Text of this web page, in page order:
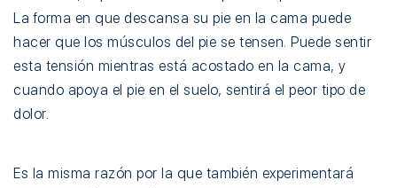
La forma en que descansa su pie en la cama puede
hacer que los músculos del pie se tensen. Puede sentir
esta tensión mientras está acostado en la cama, y
cuando apoya el pie en el suelo, sentirá el peor tipo de
dolor.
Es la misma razón por la que también experimentará